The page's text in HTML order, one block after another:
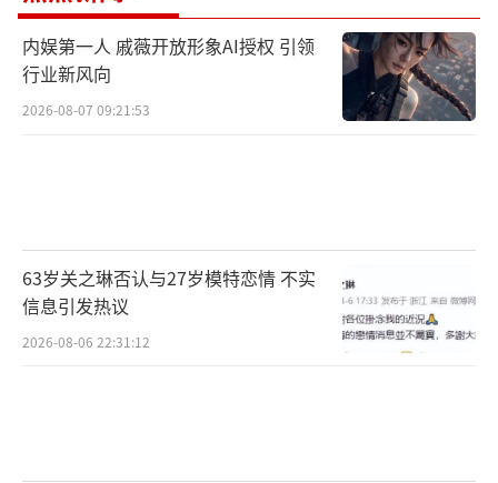
年的示爱风格。有人认为张蕊在张继科低谷时
期陪伴五年，虽然没有公开，但已经是默认。
张继科坚持自己的底线，多次否认传言称他会
去日本执教，他认为自己是国家培养的，永不
者。他并不是明星，所以大家还是应该保护其
隐私，毕竟没必要深扒他的私生活。张继科认
为自己说过的话才是真的，但对于过去关于他
和景甜的那些事，他并没有站出来辟谣。这其
内娱第一人 戚薇开放形象AI授权 引领
行业新风向
2026-08-07 09:21:53
63岁关之琳否认与27岁模特恋情 不实
信息引发热议
2026-08-06 22:31:12